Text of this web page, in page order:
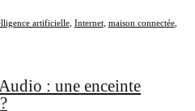
artificielle, Internet, maison connectée,
: une enceinte